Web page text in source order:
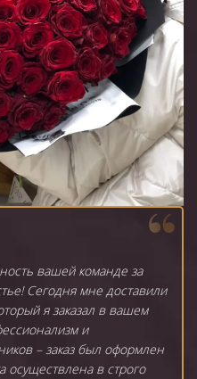
вашей команде за
Сегодня мне доставили
я заказал в вашем
и
– заказ был оформлен
осуществлена в строго